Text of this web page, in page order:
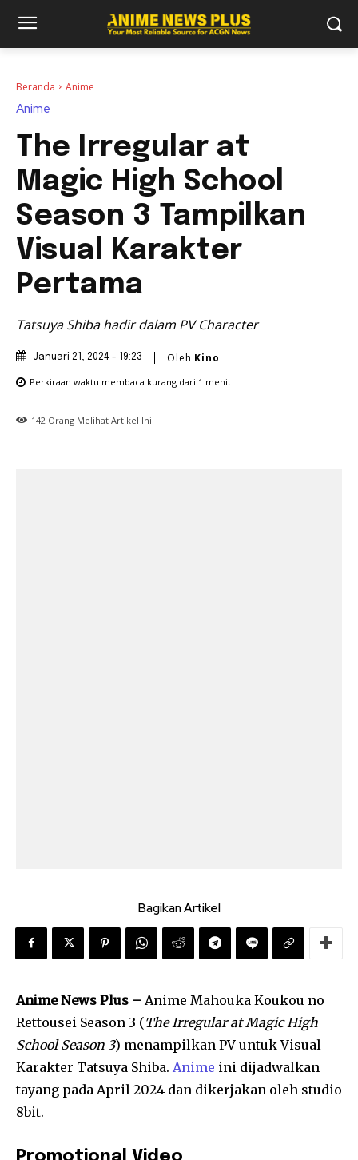
Beranda Anime
Anime
The Irregular at
Magic High School
Season 3 Tampilkan
Visual Karakter
Pertama
Tatsuya Shiba hadir dalam PV Character
Januari 21, 2024 - 19:23 Oleh Kino
Perkiraan waktu membaca kurang dari 1 menit
142 Orang Melihat Artikel Ini
Bagikan Artikel
Anime News Plus – Anime Mahouka Koukou no
Rettousei Season 3 (The Irregular at Magic High
School Season 3) menampilkan PV untuk Visual
Karakter Tatsuya Shiba. Anime ini dijadwalkan
tayang pada April 2024 dan dikerjakan oleh studio
8bit.